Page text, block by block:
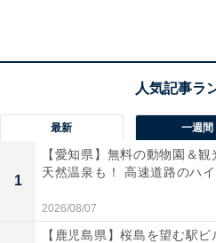
元の食材を使ったものまで種
っています。歴史ある岩風呂
レッシュしたい人や、宮城の
形式で心ゆくまで味わいたい
最新 一週間
1
【愛知県】無料の動物園＆
天然温泉も！ 高速道路のハイ
2026/08/07
【鹿児島県】桜島を望む駅ビ